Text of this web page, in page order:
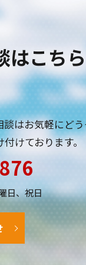
はこちら
はお気軽にど
けております。
日、祝日